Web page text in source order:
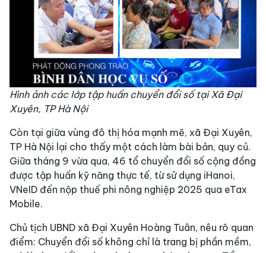
Hình ảnh các lớp tập huấn chuyển đổi số tại Xã Đại
Xuyên, TP Hà Nội
Còn tại giữa vùng đô thị hóa mạnh mẽ, xã Đại Xuyên,
TP Hà Nội lại cho thấy một cách làm bài bản, quy củ.
Giữa tháng 9 vừa qua, 46 tổ chuyển đổi số cộng đồng
được tập huấn kỹ năng thực tế, từ sử dụng iHanoi,
VNeID đến nộp thuế phi nông nghiệp 2025 qua eTax
Mobile.
Chủ tịch UBND xã Đại Xuyên Hoàng Tuân, nêu rõ quan
điểm: Chuyển đổi số không chỉ là trang bị phần mềm,